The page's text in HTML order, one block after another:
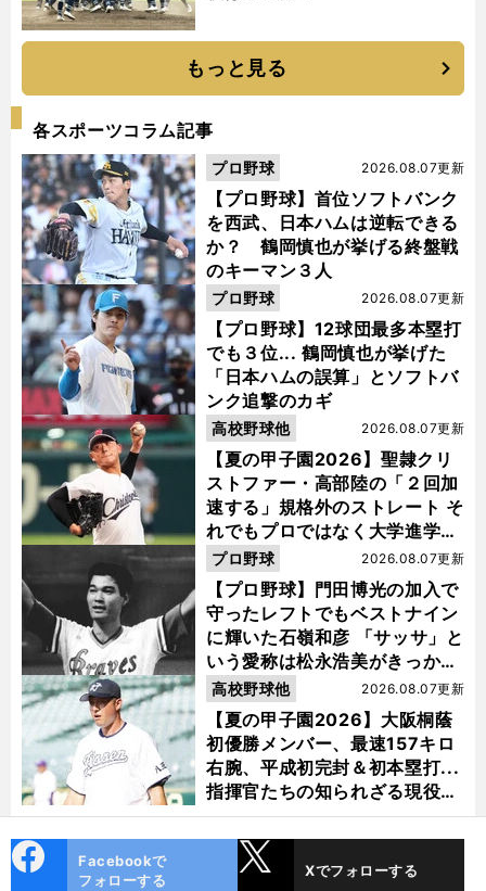
もっと見る
各スポーツコラム記事
【プロ野球】首位ソフトバンク
を西武、日本ハムは逆転できる
か？ 鶴岡慎也が挙げる終盤戦
のキーマン３人
2026.08.07更新
プロ野球
【プロ野球】12球団最多本塁打
でも３位... 鶴岡慎也が挙げた
「日本ハムの誤算」とソフトバ
ンク追撃のカギ
2026.08.07更新
プロ野球
【夏の甲子園2026】聖隷クリ
ストファー・高部陸の「２回加
速する」規格外のストレート そ
れでもプロではなく大学進学を
選ぶ理由
2026.08.07更新
高校野球他
【プロ野球】門田博光の加入で
守ったレフトでもベストナイン
に輝いた石嶺和彦 「サッサ」と
いう愛称は松永浩美がきっか
け？
2026.08.07更新
プロ野球
【夏の甲子園2026】大阪桐蔭
初優勝メンバー、最速157キロ
右腕、平成初完封＆初本塁打...
指揮官たちの知られざる現役時
代
2026.08.07更新
高校野球他
ok
Facebookで
フォローする
Xでフォローする